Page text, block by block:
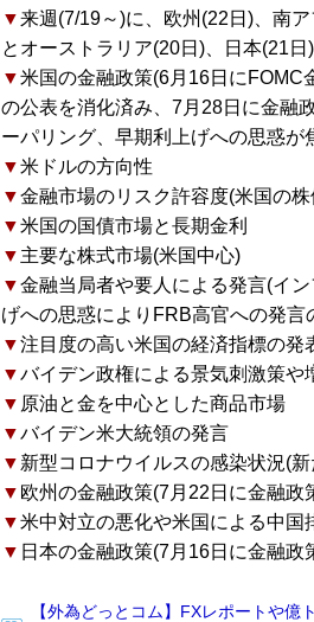
▼来週(7/19～)に、欧州(22日)、南
とオーストラリア(20日)、日本(21
▼米国の金融政策(6月16日に
の公表を消化済み、7月28日に金融
ーパリング、早期利上げへの思惑が
▼米ドルの方向性
▼金融市場のリスク許容度(米国の
▼米国の国債市場と長期金利
▼ 主要な株式市場(米国中心)
▼金融当局者や要人による発言(イ
げへの思惑によりFRB高官への発言
▼注目度の高い米国の経済指標の発
▼バイデン政権による景気刺激策や
▼ 原油と金を中心とした商品市場
▼バイデン米大統領の発言
▼ 新型コロナウイルスの感染状況(
▼ 欧州の金融政策(7月22日に金融政
▼米中対立の悪化や米国による中国
▼ 日本の金融政策(7月16日に金融政
【外為どっとコム】FXレポートや